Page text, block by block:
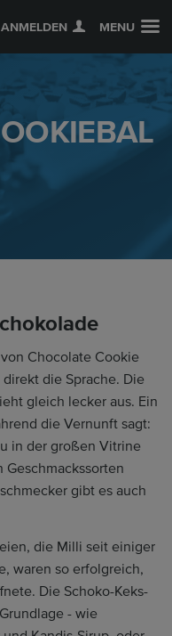
ANMELDEN MENU
Chocolate Cookie
die Sprache. Die
gleich lecker aus. Ein
die Vernunft sagt:
in der großen Vitrine
gibt es auch
die Milli seit einiger
waren so erfolgreich,
Die Schoko-Keks-
- wie